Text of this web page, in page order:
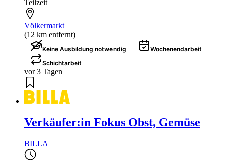
Teilzeit
Völkermarkt
(12 km entfernt)
Keine Ausbildung notwendig
Wochenendarbeit
Schichtarbeit
vor 3 Tagen
Verkäufer:in Fokus Obst, Gemüse
BILLA